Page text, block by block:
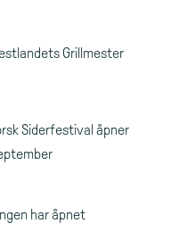
Grillmester
Siderfestival åpner
har åpnet